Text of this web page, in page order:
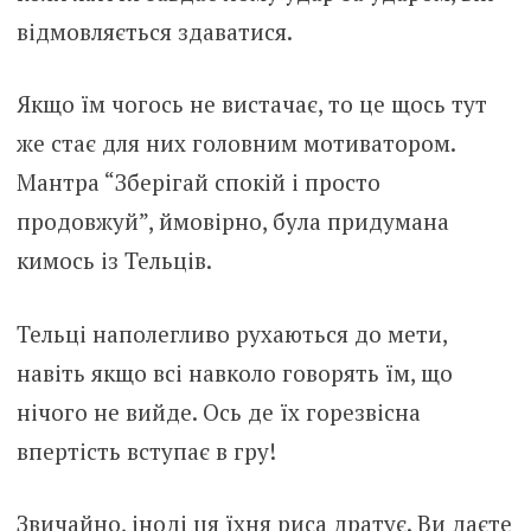
відмовляється здаватися.
Якщо їм чогось не вистачає, то це щось тут
же стає для них головним мотиватором.
Мантра “Зберігай спокій і просто
продовжуй”, ймовірно, була придумана
кимось із Тельців.
Тельці наполегливо рухаються до мети,
навіть якщо всі навколо говорять їм, що
нічого не вийде. Ось де їх горезвісна
впертість вступає в гру!
Звичайно, іноді ця їхня риса дратує. Ви даєте